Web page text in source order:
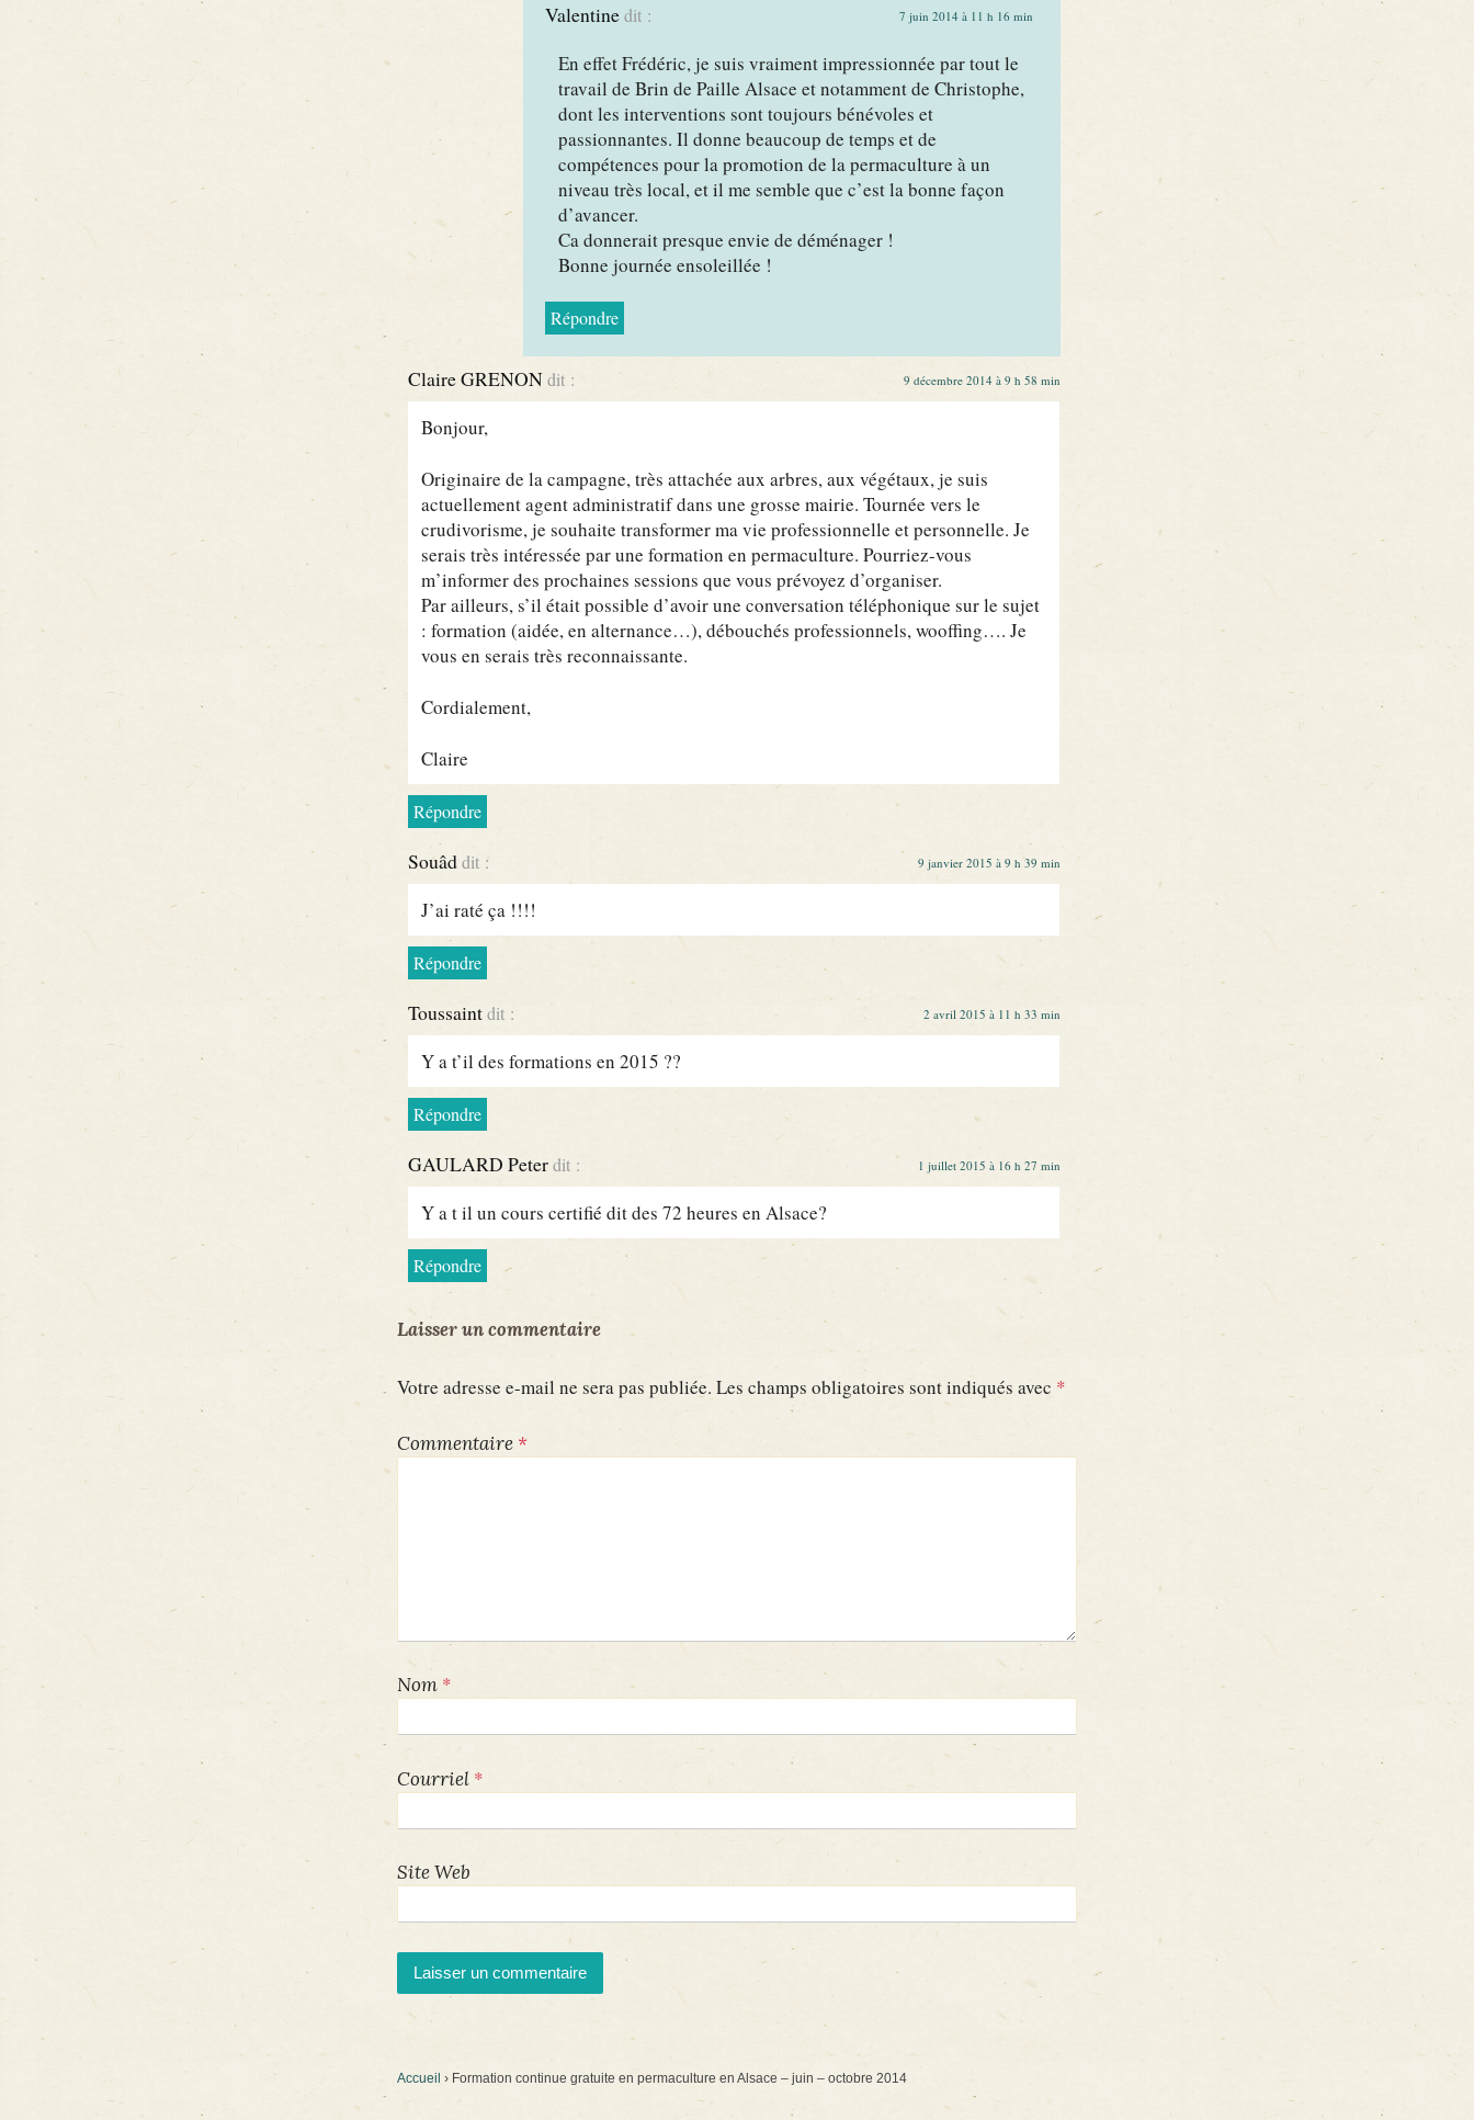
Valentine dit : 7 juin 2014 à 11 h 16 min
En effet Frédéric, je suis vraiment impressionnée par tout le
travail de Brin de Paille Alsace et notamment de Christophe,
dont les interventions sont toujours bénévoles et
passionnantes. Il donne beaucoup de temps et de
compétences pour la promotion de la permaculture à un
niveau très local, et il me semble que c’est la bonne façon
d’avancer.
Ca donnerait presque envie de déménager !
Bonne journée ensoleillée !
Répondre
Claire GRENONdit : 9 décembre 2014 à 9 h 58 min
Bonjour,
Originaire de la campagne, très attachée aux arbres, aux végétaux, je suis
actuellement agent administratif dans une grosse mairie. Tournée vers le
crudivorisme, je souhaite transformer ma vie professionnelle et personnelle. Je
serais très intéressée par une formation en permaculture. Pourriez-vous
m’informer des prochaines sessions que vous prévoyez d’organiser.
Par ailleurs, s’il était possible d’avoir une conversation téléphonique sur le sujet
: formation (aidée, en alternance…), débouchés professionnels, wooffing…. Je
vous en serais très reconnaissante.
Cordialement,
Claire
Répondre
Souâddit : 9 janvier 2015 à 9 h 39 min
J’ai raté ça !!!!
Répondre
Toussaintdit : 2 avril 2015 à 11 h 33 min
Y a t’il des formations en 2015 ??
Répondre
GAULARD Peterdit : 1 juillet 2015 à 16 h 27 min
Y a t il un cours certifié dit des 72 heures en Alsace?
Répondre
Laisser un commentaire
Votre adresse e-mail ne sera pas publiée. Les champs obligatoires sont indiqués avec *
Commentaire *
Nom *
Courriel *
Site Web
Accueil › Formation continue gratuite en permaculture en Alsace – juin – octobre 2014